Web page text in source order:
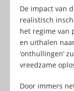
De impact van
realistisch
het regime van
en uithalen
‘onthullingen’
vreedzame
Door immers